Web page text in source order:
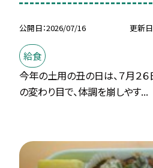
公開日 2026/07/16 更新日
給食
今年の土用の丑の日は、７月２６
の変わり目で、体調を崩しやす...